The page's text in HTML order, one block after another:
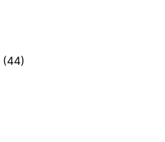
(44)